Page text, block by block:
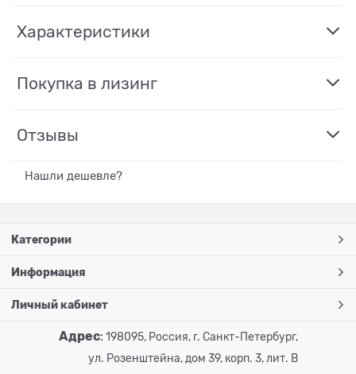
Характеристики
Покупка в лизинг
Отзывы
Нашли дешевле?
Категории
Информация
Личный кабинет
Адрес: 198095, Россия, г. Санкт-Петербург,
ул. Розенштейна, дом 39, корп. 3, лит. В